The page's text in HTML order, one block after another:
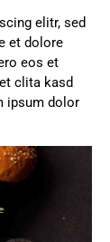
elitr, sed
et dolore
eos et
clita kasd
ipsum dolor